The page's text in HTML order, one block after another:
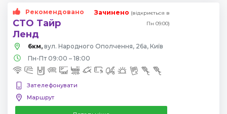
Рекомендовано
СТО Тайр
Ленд
Зачинено (відкриється в
Пн 09:00)
6км, вул. Народного Ополчення, 26а, Київ
Пн-Пт 09:00 – 18:00
Зателефонувати
Маршрут